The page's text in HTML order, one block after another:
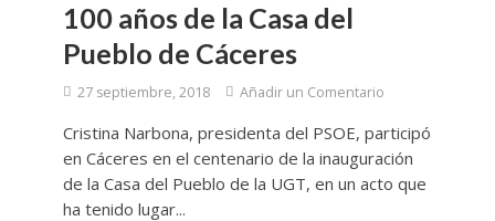
100 años de la Casa del
Pueblo de Cáceres
27 septiembre, 2018 Añadir un Comentario
Cristina Narbona, presidenta del PSOE, participó
en Cáceres en el centenario de la inauguración
de la Casa del Pueblo de la UGT, en un acto que
ha tenido lugar...